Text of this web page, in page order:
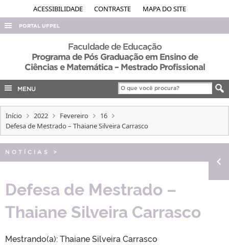
ACESSIBILIDADE CONTRASTE MAPA DO SITE
PORTAL UFPEL
ACESSO À INFORMAÇÃO
AUDITORIA
EDITAIS
INTERNACIONAL
Faculdade de Educação
Programa de Pós Graduação em Ensino de
Ciências e Matemática – Mestrado Profissional
MENU
Início 2022 Fevereiro
16
Defesa de Mestrado – Thaiane Silveira Carrasco
NOTÍCIAS >
Defesa de Mestrado –
Thaiane Silveira Carrasco
Mestrando(a): Thaiane Silveira Carrasco